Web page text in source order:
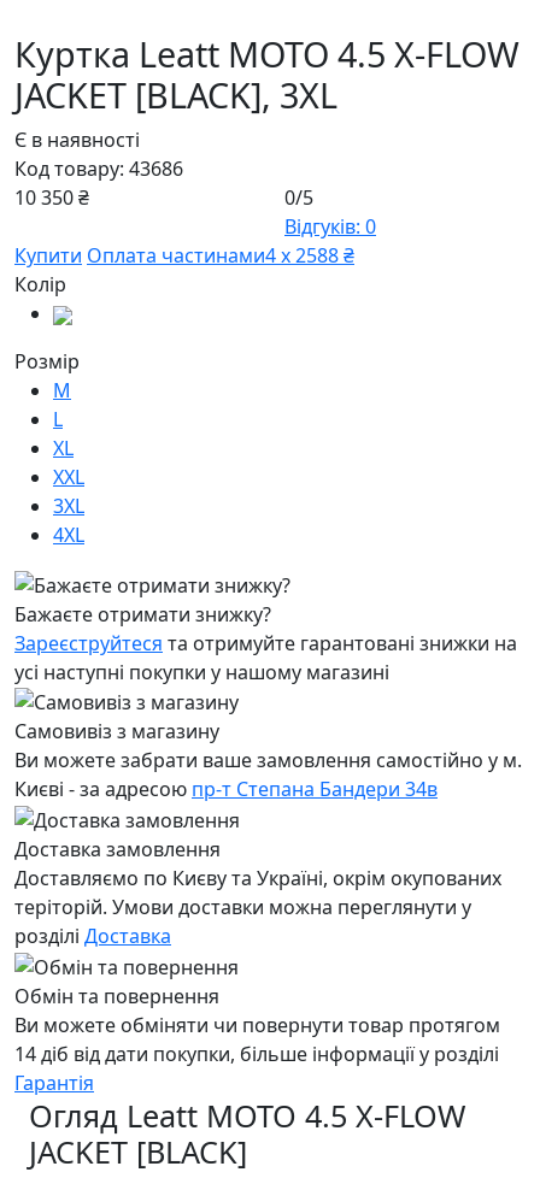
Куртка Leatt MOTO 4.5 X-FLOW
JACKET [BLACK], 3XL
Є в наявності
Код товару: 43686
10 350 ₴
0/5
Відгуків: 0
Купити Оплата частинами4 х 2588 ₴
Колір
Розмір
M
L
XL
XXL
3XL
4XL
Бажаєте отримати знижку?
Зареєструйтеся та отримуйте гарантовані знижки на
усі наступні покупки у нашому магазині
Самовивіз з магазину
Ви можете забрати ваше замовлення самостійно у м.
Києві - за адресою пр-т Степана Бандери 34в
Доставка замовлення
Доставляємо по Києву та Україні, окрім окупованих
теріторій. Умови доставки можна переглянути у
розділі Доставка
Обмін та повернення
Ви можете обміняти чи повернути товар протягом
14 діб від дати покупки, більше інформації у розділі
Гарантія
Огляд Leatt MOTO 4.5 X-FLOW
JACKET [BLACK]